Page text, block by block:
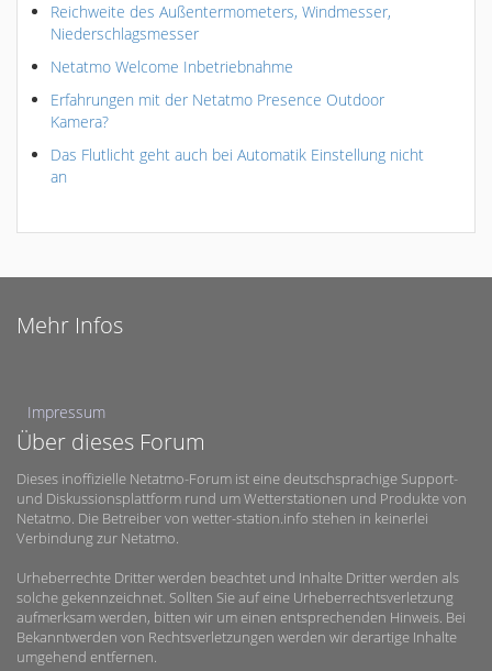
Reichweite des Außentermometers, Windmesser,
Niederschlagsmesser
Netatmo Welcome Inbetriebnahme
Erfahrungen mit der Netatmo Presence Outdoor
Kamera?
Das Flutlicht geht auch bei Automatik Einstellung nicht
an
Mehr Infos
Impressum
Über dieses Forum
Dieses inoffizielle Netatmo-Forum ist eine deutschsprachige Support-
und Diskussionsplattform rund um Wetterstationen und Produkte von
Netatmo. Die Betreiber von wetter-station.info stehen in keinerlei
Verbindung zur Netatmo.
Urheberrechte Dritter werden beachtet und Inhalte Dritter werden als
solche gekennzeichnet. Sollten Sie auf eine Urheberrechtsverletzung
aufmerksam werden, bitten wir um einen entsprechenden Hinweis. Bei
Bekanntwerden von Rechtsverletzungen werden wir derartige Inhalte
umgehend entfernen.